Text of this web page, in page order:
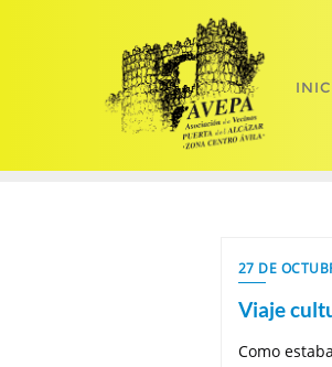
27 DE
Viaje
Como